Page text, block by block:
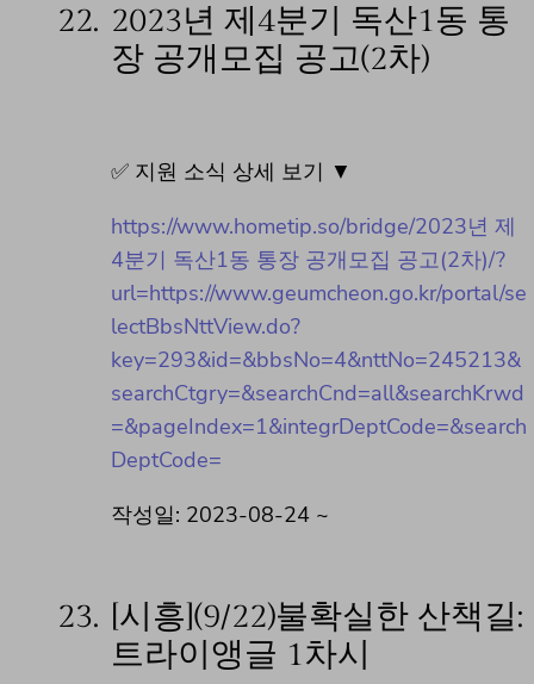
22. 2023년 제4분기 독산1동 통
장 공개모집 공고(2차)
✅ 지원 소식 상세 보기 ▼
https://www.hometip.so/bridge/2023년 제
4분기 독산1동 통장 공개모집 공고(2차)/?
url=https://www.geumcheon.go.kr/portal/se
lectBbsNttView.do?
key=293&id=&bbsNo=4&nttNo=245213&
searchCtgry=&searchCnd=all&searchKrwd
=&pageIndex=1&integrDeptCode=&search
DeptCode=
작성일: 2023-08-24 ~
23. [시흥](9/22)불확실한 산책길:
트라이앵글 1차시